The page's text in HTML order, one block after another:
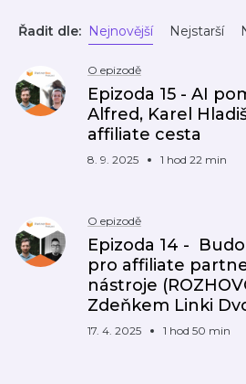
Řadit dle: Nejnovější Nejstarší
O epizodě
Epizoda 15 - AI
Alfred, Karel
affiliate cesta
8. 9. 2025 1 hod 22 min
O epizodě
Epizoda 14 -
pro affiliate
nástroje
Zdeňkem Linki
17. 4. 2025 1 hod 50 min